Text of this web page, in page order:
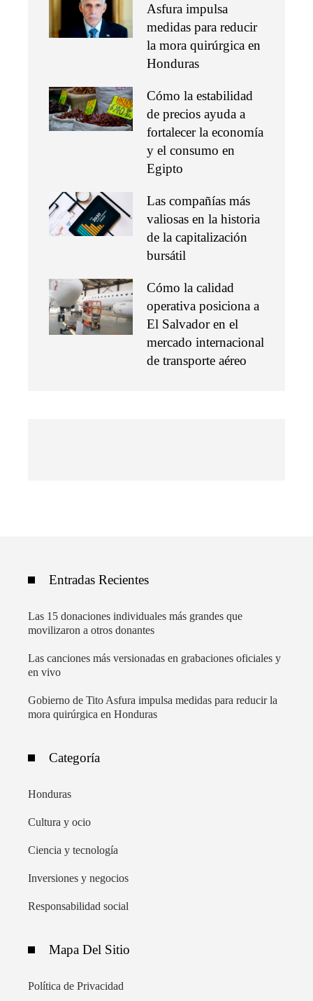
Asfura impulsa
medidas para reducir
la mora quirúrgica en
Honduras
Cómo la estabilidad
de precios ayuda a
fortalecer la economía
y el consumo en
Egipto
Las compañías más
valiosas en la historia
de la capitalización
bursátil
Cómo la calidad
operativa posiciona a
El Salvador en el
mercado internacional
de transporte aéreo
Entradas Recientes
Las 15 donaciones individuales más grandes que
movilizaron a otros donantes
Las canciones más versionadas en grabaciones oficiales y
en vivo
Gobierno de Tito Asfura impulsa medidas para reducir la
mora quirúrgica en Honduras
Categoría
Honduras
Cultura y ocio
Ciencia y tecnología
Inversiones y negocios
Responsabilidad social
Mapa Del Sitio
Política de Privacidad